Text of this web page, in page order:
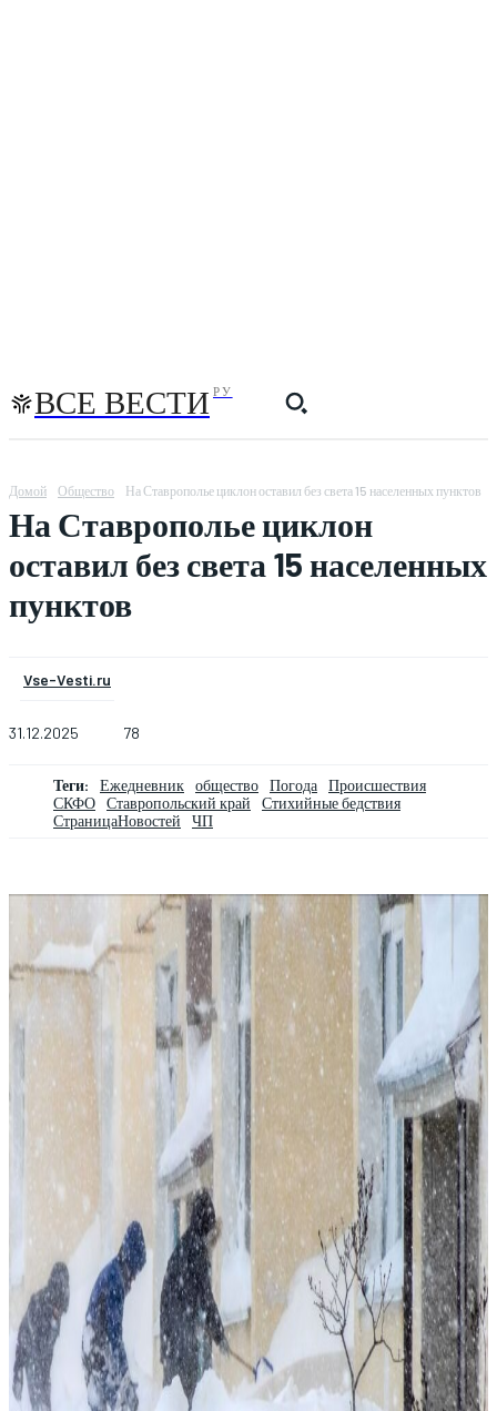
ВСЕ ВЕСТИ РУ
Домой Общество На Ставрополье циклон оставил без света 15 населенных пунктов
На Ставрополье циклон
оставил без света 15 населенных
пунктов
Vse-Vesti.ru
31.12.2025 78
Теги: Ежедневник общество Погода Происшествия
СКФО Ставропольский край
Стихийные бедствия
СтраницаНовостей
ЧП